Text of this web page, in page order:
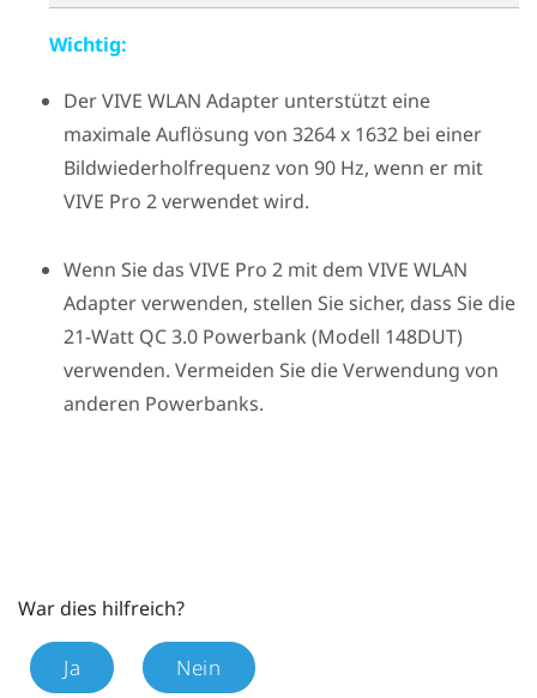
Wichtig:
DerVIVE WLAN Adapter unterstützt eine
maximale Auflösung von 3264 x 1632 bei einer
Bildwiederholfrequenz von 90 Hz, wenn er mit
VIVE Pro 2verwendet wird.
Wenn Sie dasVIVE Pro 2 mit demVIVE WLAN
Adapterverwenden, stellen Sie sicher, dass Sie die
21-Watt QC 3.0 Powerbank (Modell 148DUT)
verwenden. Vermeiden Sie die Verwendung von
anderen Powerbanks.
War dies hilfreich?
Ja Nein